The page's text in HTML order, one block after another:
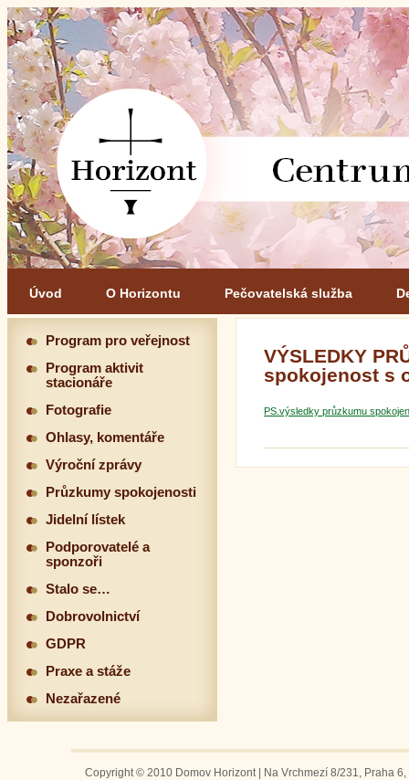
Úvod O Horizontu Pečovatelská služba
VÝSLEDKY
spokojenost s
PS.výsledky průzkumu
Program pro veřejnost
Program aktivit
stacionáře
Fotografie
Ohlasy, komentáře
Výroční zprávy
Průzkumy spokojenosti
Jidelní lístek
Podporovatelé a
sponzoři
Stalo se…
Dobrovolnictví
GDPR
Praxe a stáže
Nezařazené
Copyright © 2010 Domov Horizont | Na Vrchmezí 8/231, Praha